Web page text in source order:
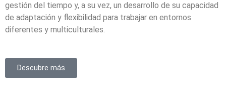
gestión del tiempo y, a su vez, un desarrollo de su capacidad
de adaptación y flexibilidad para trabajar en entornos
diferentes y multiculturales.
Descubre más